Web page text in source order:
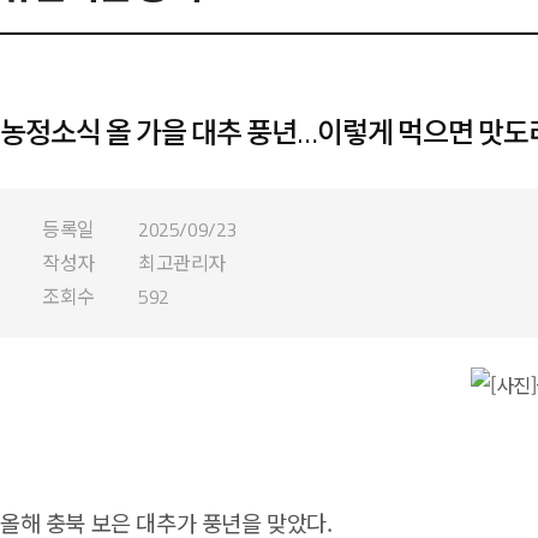
농정소식 올 가을 대추 풍년…이렇게 먹으면 맛도
등록일
2025/09/23
작성자
최고관리자
조회수
592
올해 충북 보은 대추가 풍년을 맞았다.